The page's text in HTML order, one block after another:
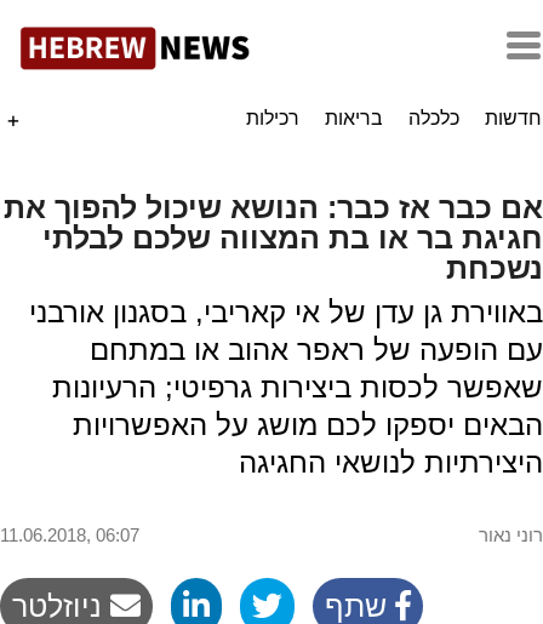
+ חדשות כלכלה בריאות רכילות
אם כבר אז כבר: הנושא שיכול להפוך את
חגיגת בר או בת המצווה שלכם לבלתי
נשכחת
באווירת גן עדן של אי קאריבי, בסגנון אורבני
עם הופעה של ראפר אהוב או במתחם
שאפשר לכסות ביצירות גרפיטי; הרעיונות
הבאים יספקו לכם מושג על האפשרויות
היצירתיות לנושאי החגיגה
11.06.2018, 06:07 רוני נאור